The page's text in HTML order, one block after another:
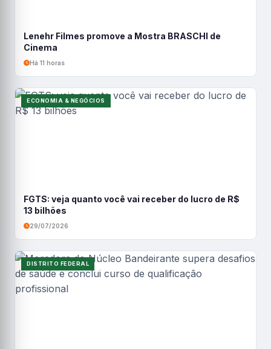
Lenehr Filmes promove a Mostra BRASCHI de
Cinema
Há 11 horas
ECONOMIA & NEGÓCIOS
FGTS: veja quanto você vai receber do lucro de R$
13 bilhões
29/07/2026
DISTRITO FEDERAL